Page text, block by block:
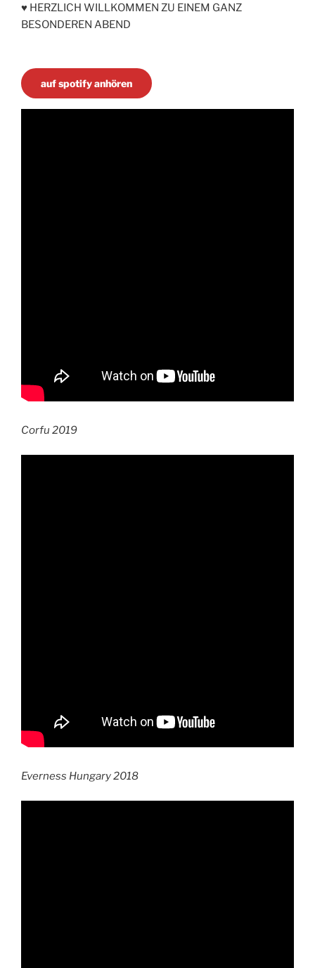
♥ HERZLICH WILLKOMMEN ZU EINEM GANZ
BESONDEREN ABEND
auf spotify anhören
Corfu 2019
Everness Hungary 2018